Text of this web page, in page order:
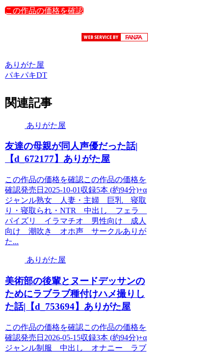
この作品の価格を確認
ありがた屋
パキパキDT
関連記事
ありがた屋
友達の母親が同人声優だった話|
【d_672177】ありがた屋
この作品の価格を確認この作品の価格を
確認発売日2025-10-01収録5本 (約94分)+α
ジャンル熟女 人妻・主婦 巨乳 寝取
り・寝取られ・NTR 中出し フェラ
パイズリ イラマチオ 男性向け 成人
向け 潮吹き オホ声 サークルありが
た...
ありがた屋
美術部の後輩とヌードデッサンの
ためにラブラブ種付けハメ撮りし
た話|【d_753694】ありがた屋
この作品の価格を確認この作品の価格を
確認発売日2026-05-15収録3本 (約94分)+α
ジャンル制服 中出し オナニー ラブ